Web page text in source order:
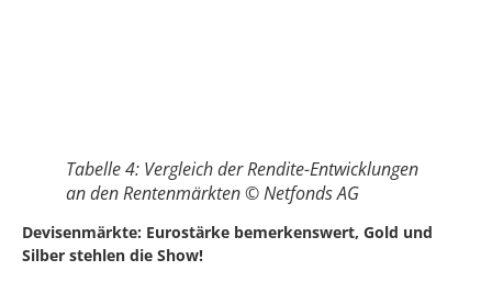
Tabelle 4: Vergleich der Rendite-Entwicklungen
an den Rentenmärkten © Netfonds AG
Devisenmärkte: Eurostärke bemerkenswert, Gold und
Silber stehlen die Show!